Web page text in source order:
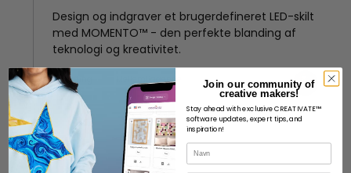
Design og indgraver et brugerdefineret LED-skilt
med MOMENTO™ - den perfekte blanding af
teknologi og kreativitet.
Crafting Mellemliggende Anna Nystrøm
Join our community of
creative makers!
Stay ahead with exclusive CREATIVATE™
software updates, expert tips, and
inspiration!
Navn